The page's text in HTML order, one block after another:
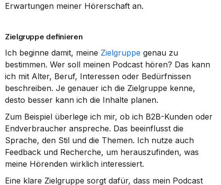
Erwartungen meiner Hörerschaft an.
Zielgruppe definieren
Ich beginne damit, meine Zielgruppe genau zu
bestimmen. Wer soll meinen Podcast hören? Das kann
ich mit Alter, Beruf, Interessen oder Bedürfnissen
beschreiben. Je genauer ich die Zielgruppe kenne,
desto besser kann ich die Inhalte planen.
Zum Beispiel überlege ich mir, ob ich B2B-Kunden oder
Endverbraucher anspreche. Das beeinflusst die
Sprache, den Stil und die Themen. Ich nutze auch
Feedback und Recherche, um herauszufinden, was
meine Hörenden wirklich interessiert.
Eine klare Zielgruppe sorgt dafür, dass mein Podcast